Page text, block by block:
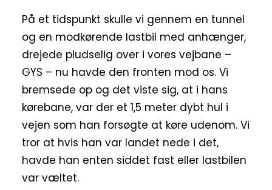
På et tidspunkt skulle vi gennem en tunnel
og en modkørende lastbil med anhænger,
drejede pludselig over i vores vejbane –
GYS – nu havde den fronten mod os. Vi
bremsede op og det viste sig, at i hans
kørebane, var der et 1,5 meter dybt hul i
vejen som han forsøgte at køre udenom. Vi
tror at hvis han var landet nede i det,
havde han enten siddet fast eller lastbilen
var væltet.